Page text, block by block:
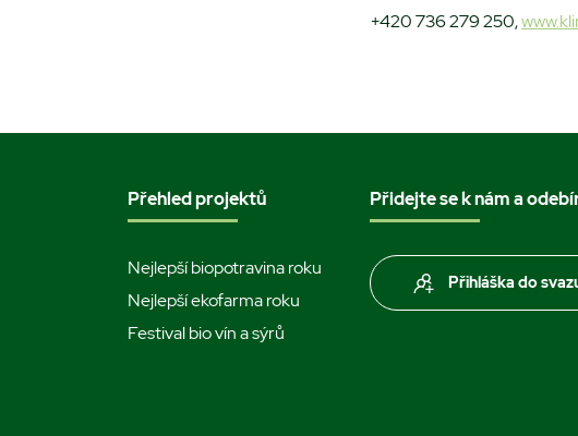
+420 736 279 250,
Přehled projektů
Nejlepší biopotravina roku
Nejlepší ekofarma roku
Festival bio vín a sýrů
Přidejte se k nám a
Přihláška do